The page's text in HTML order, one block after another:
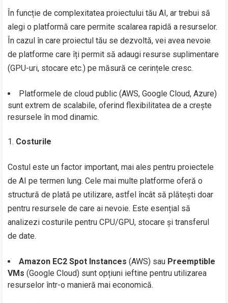
În funcție de complexitatea proiectului tău AI, ar trebui să
alegi o platformă care permite scalarea rapidă a resurselor.
În cazul în care proiectul tău se dezvoltă, vei avea nevoie
de platforme care îți permit să adaugi resurse suplimentare
(GPU-uri, stocare etc.) pe măsură ce cerințele cresc.
Platformele de cloud public (AWS, Google Cloud, Azure)
sunt extrem de scalabile, oferind flexibilitatea de a crește
resursele în mod dinamic.
Costurile
Costul este un factor important, mai ales pentru proiectele
de AI pe termen lung. Cele mai multe platforme oferă o
structură de plată pe utilizare, astfel încât să plătești doar
pentru resursele de care ai nevoie. Este esențial să
analizezi costurile pentru CPU/GPU, stocare și transferul
de date.
Amazon EC2 Spot Instances (AWS) sau Preemptible
VMs (Google Cloud) sunt opțiuni ieftine pentru utilizarea
resurselor într-o manieră mai economică.